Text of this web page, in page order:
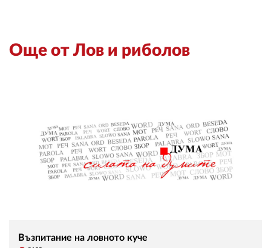
Още от Лов и риболов
Възпитание на ловното куче